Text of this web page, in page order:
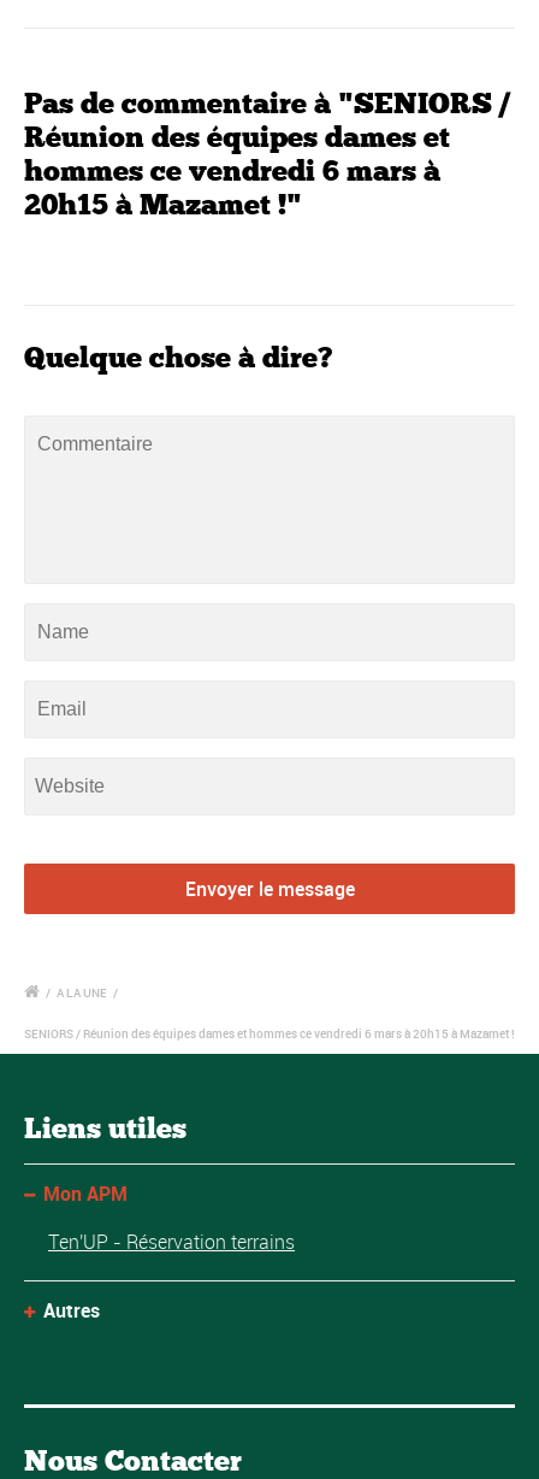
Pas de commentaire à "SENIORS /
Réunion des équipes dames et
hommes ce vendredi 6 mars à
20h15 à Mazamet !"
Quelque chose à dire?
/ A LA UNE /
SENIORS / Réunion des équipes dames et hommes ce vendredi 6 mars à 20h15 à Mazamet !
Liens utiles
Mon APM
Ten'UP - Réservation terrains
Autres
Nous Contacter